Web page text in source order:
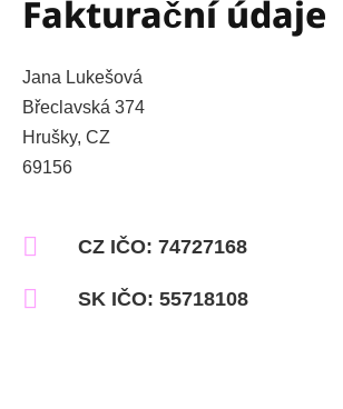
Fakturační údaje
Jana Lukešová
Břeclavská 374
Hrušky, CZ
69156
CZ IČO: 74727168
SK IČO: 55718108